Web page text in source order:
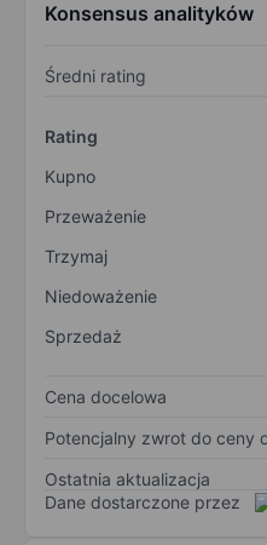
Konsensus analityków
Średni rating
Rating
Kupno
Przeważenie
Trzymaj
Niedoważenie
Sprzedaż
Cena docelowa
Potencjalny zwrot do ceny
Ostatnia aktualizacja
Dane dostarczone przez